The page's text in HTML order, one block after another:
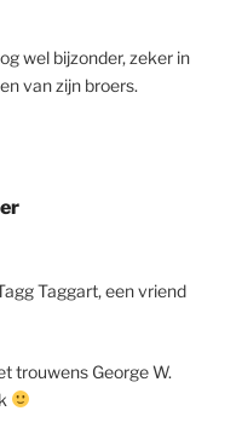
wel bijzonder, zeker in
van zijn broers.
Taggart, een vriend
trouwens George W.